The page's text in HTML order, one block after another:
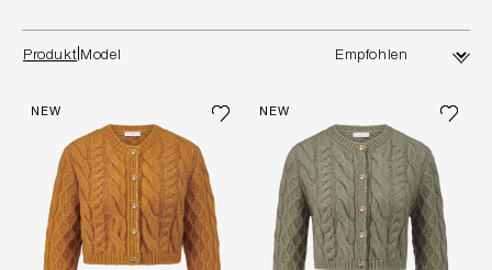
Produkt Model
NEW NEW